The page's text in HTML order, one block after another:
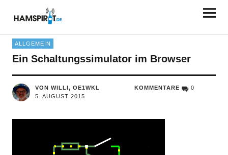
HAMSPIRIT.DE
ALLGEMEIN
Ein Schaltungssimulator im Browser
VON WILLI, OE1WKL
5. AUGUST 2015
KOMMENTARE 0